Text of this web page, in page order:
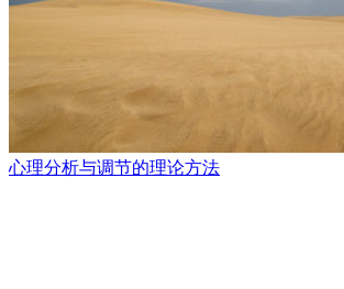
心理分析与调节的理论方法